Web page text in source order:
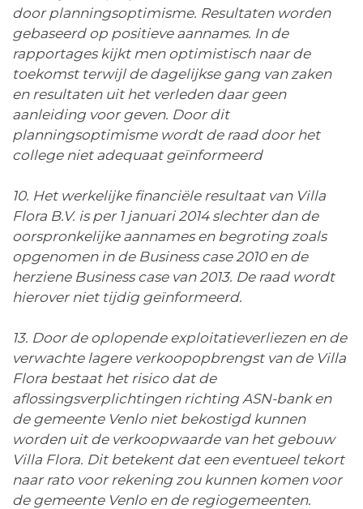
door planningsoptimisme. Resultaten worden
gebaseerd op positieve aannames. In de
rapportages kijkt men optimistisch naar de
toekomst terwijl de dagelijkse gang van zaken
en resultaten uit het verleden daar geen
aanleiding voor geven. Door dit
planningsoptimisme wordt de raad door het
college niet adequaat geïnformeerd
10. Het werkelijke financiële resultaat van Villa
Flora B.V. is per 1 januari 2014 slechter dan de
oorspronkelijke aannames en begroting zoals
opgenomen in de Business case 2010 en de
herziene Business case van 2013. De raad wordt
hierover niet tijdig geïnformeerd.
13. Door de oplopende exploitatieverliezen en de
verwachte lagere verkoopopbrengst van de Villa
Flora bestaat het risico dat de
aflossingsverplichtingen richting ASN-bank en
de gemeente Venlo niet bekostigd kunnen
worden uit de verkoopwaarde van het gebouw
Villa Flora. Dit betekent dat een eventueel tekort
naar rato voor rekening zou kunnen komen voor
de gemeente Venlo en de regiogemeenten.